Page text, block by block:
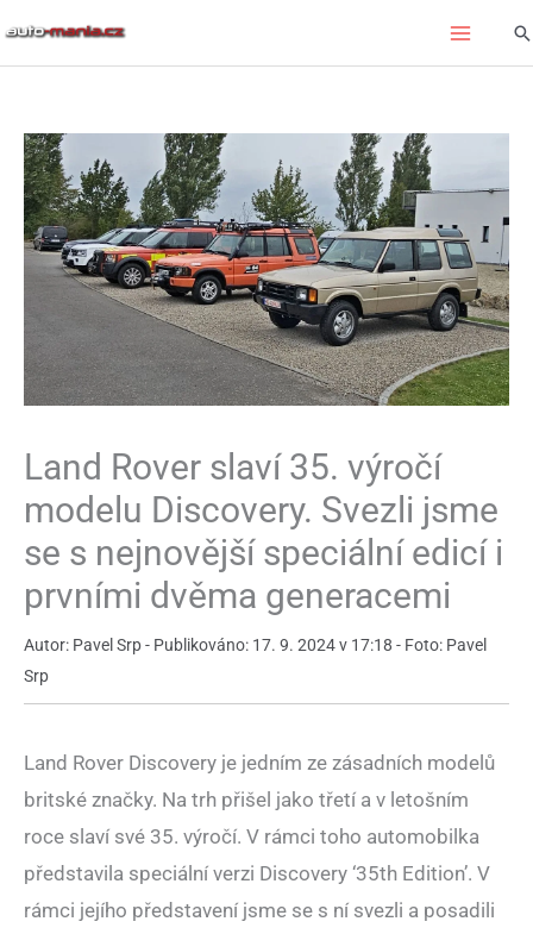
Land Rover slaví 35. výročí
modelu Discovery. Svezli jsme
se s nejnovější speciální edicí i
prvními dvěma generacemi
Autor: Pavel Srp - Publikováno: 17. 9. 2024 v 17:18 - Foto: Pavel
Srp
Land Rover Discovery je jedním ze zásadních modelů
britské značky. Na trh přišel jako třetí a v letošním
roce slaví své 35. výročí. V rámci toho automobilka
představila speciální verzi Discovery ‘35th Edition’. V
rámci jejího představení jsme se s ní svezli a posadili